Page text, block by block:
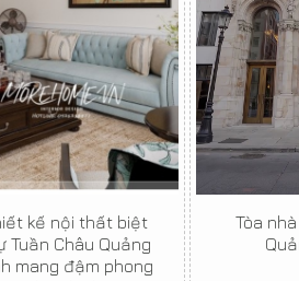
kế nội thất biệt
Tuần Châu Quảng
mang đậm phong
Tòa